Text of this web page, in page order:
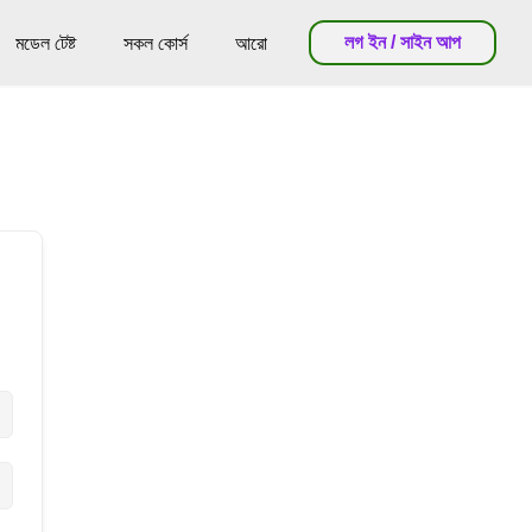
মডেল টেষ্ট সকল কোর্স আরো লগ ইন / সাইন আপ